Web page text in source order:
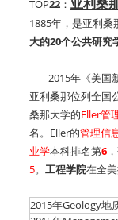
TOP22 ：
1885年，是亚利
大的20个公共研究
2015年《美国新
亚利桑那位列全国
桑那大学的Eller管
名。Eller的管理信
业学本科排名第6
5。 工程学院在全
2015年Geology地